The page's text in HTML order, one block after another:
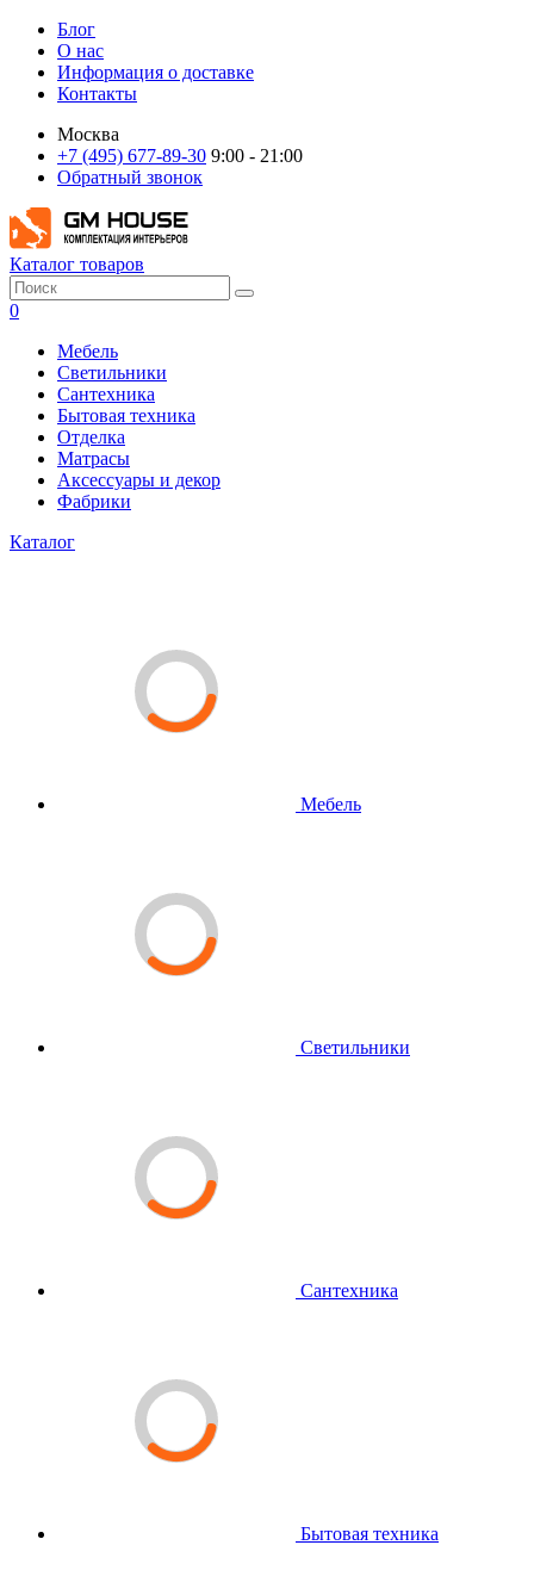
Блог
О нас
Информация о доставке
Контакты
Москва
+7 (495) 677-89-30 9:00 - 21:00
Обратный звонок
Каталог товаров
0
Мебель
Светильники
Сантехника
Бытовая техника
Отделка
Матрасы
Аксессуары и декор
Фабрики
Каталог
Мебель
Светильники
Сантехника
Бытовая техника